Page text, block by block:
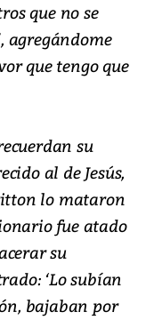
que no se
agregándome
que tengo que
su
al de Jesús,
lo mataron
fue atado
su
‘Lo subían
bajaban por